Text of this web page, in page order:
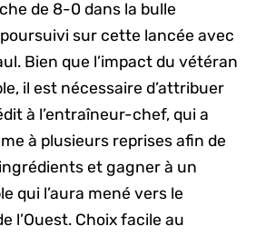
de 8-0 dans la bulle
poursuivi sur cette lancée avec
Bien que l’impact du vétéran
il est nécessaire d’attribuer
à l’entraîneur-chef, qui a
à plusieurs reprises afin de
et gagner à un
qui l’aura mené vers le
l’Ouest. Choix facile au